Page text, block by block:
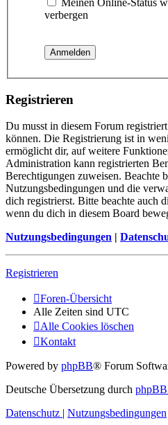
verbergen
Registrieren
Du musst in diesem Forum
können. Die Registrierung ist in
ermöglicht dir, auf weitere
Administration kann registrierten
Berechtigungen zuweisen. Beachte
Nutzungsbedingungen und die
dich registrierst. Bitte beachte auch
wenn du dich in diesem Board
Nutzungsbedingungen |
Registrieren
Foren-Übersicht
Alle Zeiten sind UTC
Alle Cookies löschen
Kontakt
Powered by phpBB® Forum
Deutsche Übersetzung durch
Datenschutz | Nutzungsbedingungen